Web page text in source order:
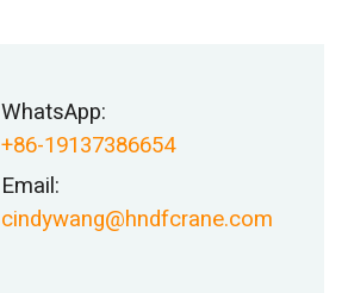
WhatsApp:
+86-19137386654
Email:
cindywang@hndfcrane.com